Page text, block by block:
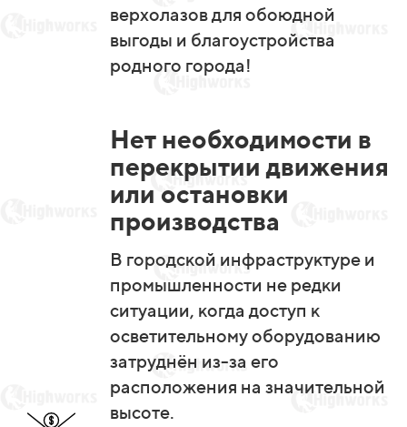
верхолазов для обоюдной
выгоды и благоустройства
родного города!
Нет необходимости в
перекрытии движения
или остановки
производства
В городской инфраструктуре и
промышленности не редки
ситуации, когда доступ к
осветительному оборудованию
затруднён из-за его
расположения на значительной
высоте.